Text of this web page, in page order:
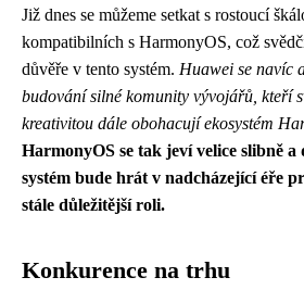
Již dnes se můžeme setkat s rostoucí
kompatibilních s HarmonyOS, což
důvěře v tento systém. Huawei se navíc
budování silné komunity vývojářů, kteří
kreativitou dále obohacují ekosystém
HarmonyOS se tak jeví velice slibně a
systém bude hrát v nadcházející éře
stále důležitější roli.
Konkurence na trhu